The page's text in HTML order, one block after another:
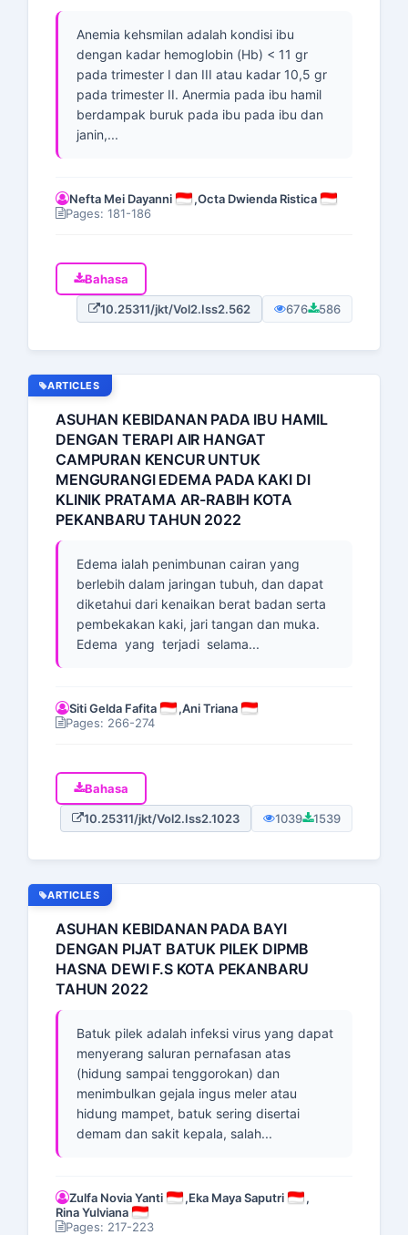
Anemia kehsmilan adalah kondisi ibu
dengan kadar hemoglobin (Hb) < 11 gr
pada trimester I dan III atau kadar 10,5 gr
pada trimester II. Anermia pada ibu hamil
berdampak buruk pada ibu pada ibu dan
janin,...
Nefta Mei Dayanni ,Octa Dwienda Ristica
Pages: 181-186
Bahasa
10.25311/jkt/Vol2.Iss2.562 676 586
ARTICLES
ASUHAN KEBIDANAN PADA IBU HAMIL
DENGAN TERAPI AIR HANGAT
CAMPURAN KENCUR UNTUK
MENGURANGI EDEMA PADA KAKI DI
KLINIK PRATAMA AR-RABIH KOTA
PEKANBARU TAHUN 2022
Edema ialah penimbunan cairan yang
berlebih dalam jaringan tubuh, dan dapat
diketahui dari kenaikan berat badan serta
pembekakan kaki, jari tangan dan muka.
Edema yang terjadi selama...
Siti Gelda Fafita ,Ani Triana
Pages: 266-274
Bahasa
10.25311/jkt/Vol2.Iss2.1023 1039 1539
ARTICLES
ASUHAN KEBIDANAN PADA BAYI
DENGAN PIJAT BATUK PILEK DIPMB
HASNA DEWI F.S KOTA PEKANBARU
TAHUN 2022
Batuk pilek adalah infeksi virus yang dapat
menyerang saluran pernafasan atas
(hidung sampai tenggorokan) dan
menimbulkan gejala ingus meler atau
hidung mampet, batuk sering disertai
demam dan sakit kepala, salah...
Zulfa Novia Yanti ,Eka Maya Saputri
,
Rina Yulviana
Pages: 217-223